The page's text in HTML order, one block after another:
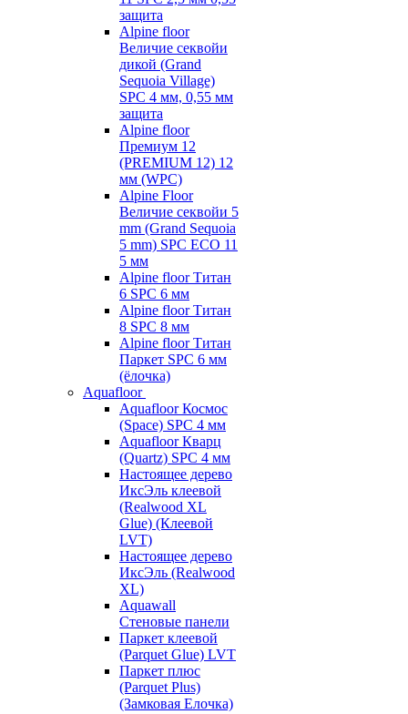
защита
Alpine floor
Величие секвойи
дикой (Grand
Sequoia Village)
SPC 4 мм, 0,55 мм
защита
Alpine floor
Премиум 12
(PREMIUM 12) 12
мм (WPC)
Alpine Floor
Величие секвойи 5
mm (Grand Sequoia
5 mm) SPC ECO 11
5 мм
Alpine floor Титан
6 SPC 6 мм
Alpine floor Титан
8 SPC 8 мм
Alpine floor Титан
Паркет SPC 6 мм
(ёлочка)
Aquafloor
Aquafloor Космос
(Space) SPC 4 мм
Aquafloor Кварц
(Quartz) SPC 4 мм
Настоящее дерево
ИксЭль клеевой
(Realwood XL
Glue) (Клеевой
LVT)
Настоящее дерево
ИксЭль (Realwood
XL)
Aquawall
Стеновые панели
Паркет клеевой
(Parquet Glue) LVT
Паркет плюс
(Parquet Plus)
(Замковая Елочка)